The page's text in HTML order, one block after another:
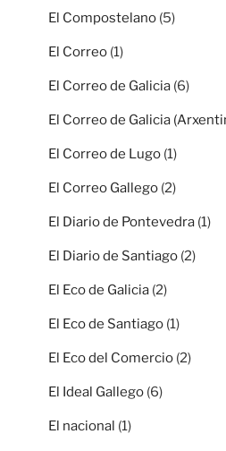
El Compostelano (5)
El Correo (1)
El Correo de Galicia (6)
El Correo de Galicia
El Correo de Lugo (1)
El Correo Gallego (2)
El Diario de Pontevedra (1)
El Diario de Santiago (2)
El Eco de Galicia (2)
El Eco de Santiago (1)
El Eco del Comercio (2)
El Ideal Gallego (6)
El nacional (1)